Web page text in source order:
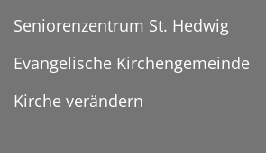
Seniorenzentrum St. Hedwig
Evangelische Kirchengemeinde
Kirche verändern